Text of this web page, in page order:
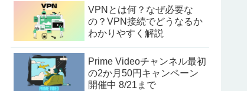
VPNとは何？なぜ必要な
の？VPN接続でどうなるか
わかりやすく解説
Prime Videoチャンネル最初
の2か月50円キャンペーン
開催中 8/21まで